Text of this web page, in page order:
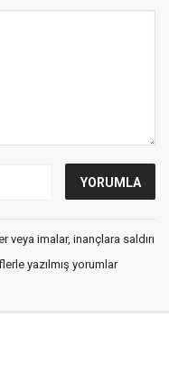
imalar, inançlara saldırı
yazılmış yorumlar